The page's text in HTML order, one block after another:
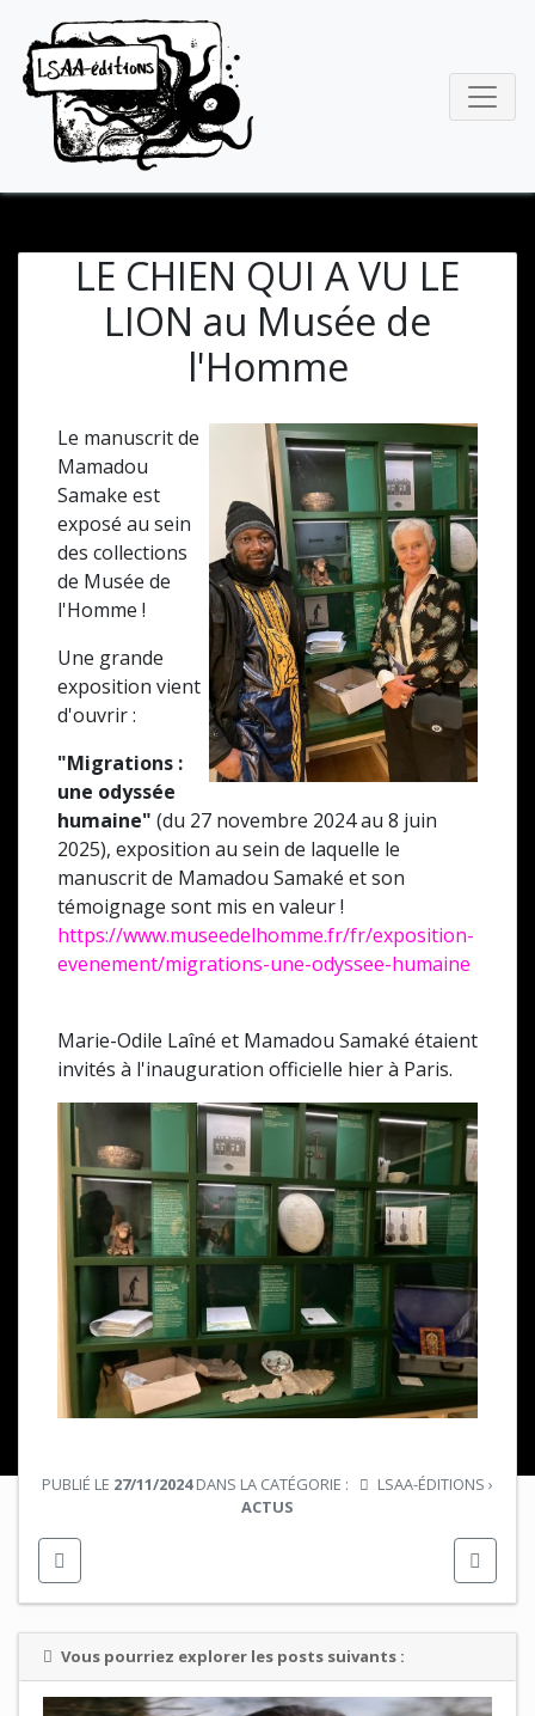
LE CHIEN QUI A VU LE
LION au Musée de
l'Homme
Le manuscrit de
Mamadou
Samake est
exposé au sein
des collections
de Musée de
l'Homme !
Une grande
exposition vient
d'ouvrir :
"Migrations :
une odyssée
humaine" (du 27 novembre 2024 au 8 juin
2025), exposition au sein de laquelle le
manuscrit de Mamadou Samaké et son
témoignage sont mis en valeur !
https://www.museedelhomme.fr/fr/exposition-
evenement/migrations-une-odyssee-humaine
Marie-Odile Laîné et Mamadou Samaké étaient
invités à l'inauguration officielle hier à Paris.
PUBLIÉ LE 27/11/2024DANS LA CATÉGORIE : LSAA-ÉDITIONS ›
ACTUS
Vous pourriez explorer les posts suivants :